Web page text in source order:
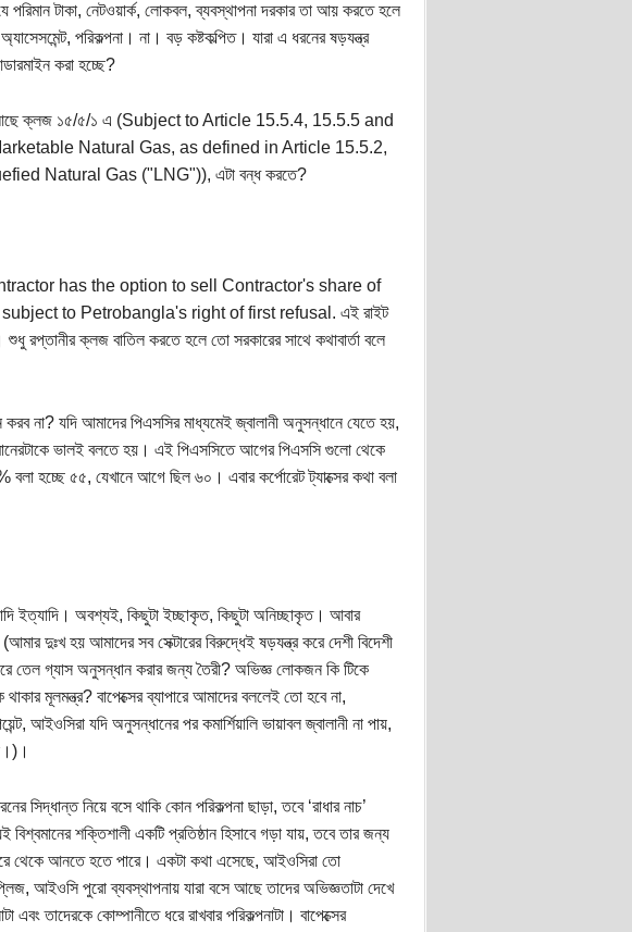
টাকা, নেটওয়ার্ক, লোকবল, ব্যবস্থাপনা দরকার তা আয় করতে হলে
পরিকল্পনা। না। বড় কষ্টকল্পিত। যারা এ ধরনের ষড়যন্ত্র
করা হচ্ছে?
আছে ক্লজ ১৫/৫/১ এ (Subject to Article 15.5.4, 15.5.5 and
Natural Gas, as defined in Article 15.5.2,
Natural Gas ("LNG")), এটা বন্ধ করতে?
Contractor has the option to sell Contractor's share of
to Petrobangla's right of first refusal. এই রাইট
রপ্তানীর ক্লজ বাতিল করতে হলে তো সরকারের সাথে কথাবার্তা বলে
না? যদি আমাদের পিএসসির মাধ্যমেই জ্বালানী অনুসন্ধানে যেতে হয়,
ভালই বলতে হয়। এই পিএসসিতে আগের পিএসসি গুলো থেকে
বলা হচ্ছে ৫৫, যেখানে আগে ছিল ৬০। এবার কর্পোরেট ট্যাক্সের কথা বলা
ইত্যাদি। অবশ্যই, কিছুটা ইচ্ছাকৃত, কিছুটা অনিচ্ছাকৃত। আবার
দুঃখ হয় আমাদের সব সেক্টারের বিরুদ্ধেই ষড়যন্ত্র করে দেশী বিদেশী
তেল গ্যাস অনুসন্ধান করার জন্য তৈরী? অভিজ্ঞ লোকজন কি টিকে
মূলমন্ত্র? বাপেক্সের ব্যাপারে আমাদের বললেই তো হবে না,
আইওসিরা যদি অনুসন্ধানের পর কমার্শিয়ালি ভায়াবল জ্বালানী না পায়,
সিদ্ধান্ত নিয়ে বসে থাকি কোন পরিকল্পনা ছাড়া, তবে ‘রাধার নাচ’
শক্তিশালী একটি প্রতিষ্ঠান হিসাবে গড়া যায়, তবে তার জন্য
থেকে আনতে হতে পারে। একটা কথা এসেছে, আইওসিরা তো
আইওসি পুরো ব্যবস্থাপনায় যারা বসে আছে তাদের অভিজ্ঞতাটা দেখে
এবং তাদেরকে কোম্পানীতে ধরে রাখবার পরিকল্পনাটা। বাপেক্সের